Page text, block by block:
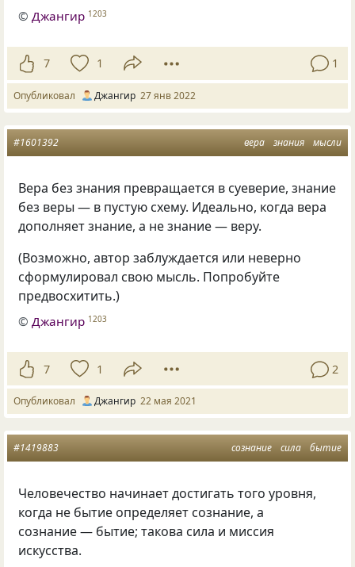
©Джангир 1203
7 1 1
Опубликовал Джангир 27 янв 2022
вера знания мысли
#1601392
Вера без знания превращается в суеверие, знание
без веры — в пустую схему. Идеально, когда вера
дополняет знание, а не знание — веру.
(Возможно, автор заблуждается или неверно
сформулировал свою мысль. Попробуйте
предвосхитить.)
©Джангир 1203
7 1 2
Опубликовал Джангир 22 мая 2021
сознание сила бытие
#1419883
Человечество начинает достигать того уровня,
когда не бытие определяет сознание, а
сознание — бытие; такова сила и миссия
искусства.